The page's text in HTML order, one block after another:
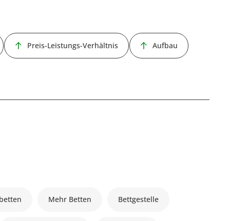
Preis-Leistungs-Verhältnis Aufbau
Mehr Betten Bettgestelle